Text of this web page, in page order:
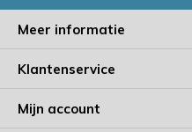
Meer informatie
Klantenservice
Mijn account